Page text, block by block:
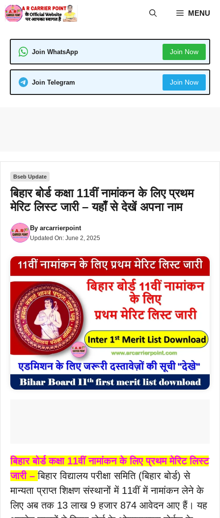
Skip
to
MENU
Join WhatsApp Join Now
Join Telegram Join Now
Bseb Update
बिहार बोर्ड कक्षा 11वीं नामांकन के लिए प्रथम
मेरिट लिस्ट जारी – यहाँ से देखें अपना नाम
By arcarrierpoint
Updated On: June 2, 2025
बिहार बोर्ड कक्षा 11वीं नामांकन के लिए प्रथम मेरिट लिस्ट
जारी –बिहार विद्यालय परीक्षा समिति (बिहार बोर्ड) से
मान्यता प्राप्त शिक्षण संस्थानों में 11वीं में नामांकन लेने के
लिए अब तक 13 लाख 9 हजार 874 आवेदन आए हैं। यह